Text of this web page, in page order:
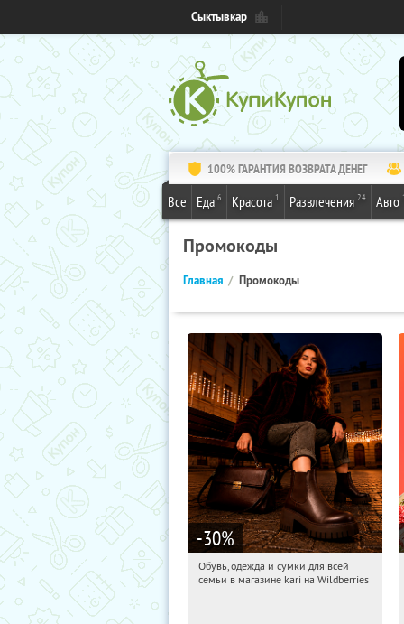
Сыктывкар
100% ГАРАНТИЯ ВОЗВРАТА ДЕНЕГ
Все Еда 6 Красота 1 Развлечения 24 Авто
Промокоды
Главная Промокоды
-30%
06:21:26 Получили:
Обувь, одежда и сумки для всей
семьи в магазине kari на Wildberries